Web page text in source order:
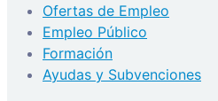
Ofertas de Empleo
Empleo Público
Formación
Ayudas y Subvenciones